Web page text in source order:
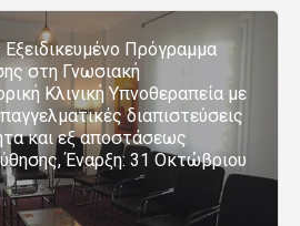
Πρόγραμμα
στη Γνωσιακή
Κλινική Υπνοθεραπεία με
διαπιστεύσεις
και εξ αποστάσεως
Έναρξη: 31 Οκτώβριου